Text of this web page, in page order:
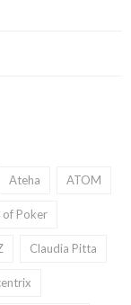
Ateha ATOM
of Poker
Claudia Pitta